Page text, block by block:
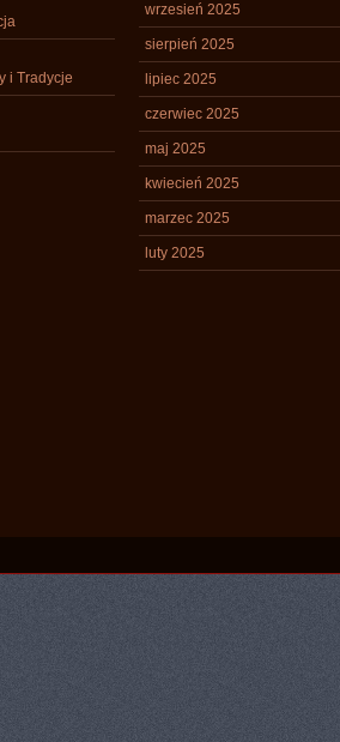
i Tradycje
wrzesień 2025
sierpień 2025
lipiec 2025
czerwiec 2025
maj 2025
kwiecień 2025
marzec 2025
luty 2025